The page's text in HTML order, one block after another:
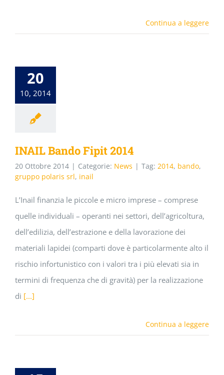
Continua a leggere
20
10, 2014
INAIL Bando Fipit 2014
20 Ottobre 2014 | Categorie: News | Tag: 2014, bando,
gruppo polaris srl, inail
L’Inail finanzia le piccole e micro imprese – comprese
quelle individuali – operanti nei settori, dell’agricoltura,
dell’edilizia, dell’estrazione e della lavorazione dei
materiali lapidei (comparti dove è particolarmente alto il
rischio infortunistico con i valori tra i più elevati sia in
termini di frequenza che di gravità) per la realizzazione
di [...]
Continua a leggere